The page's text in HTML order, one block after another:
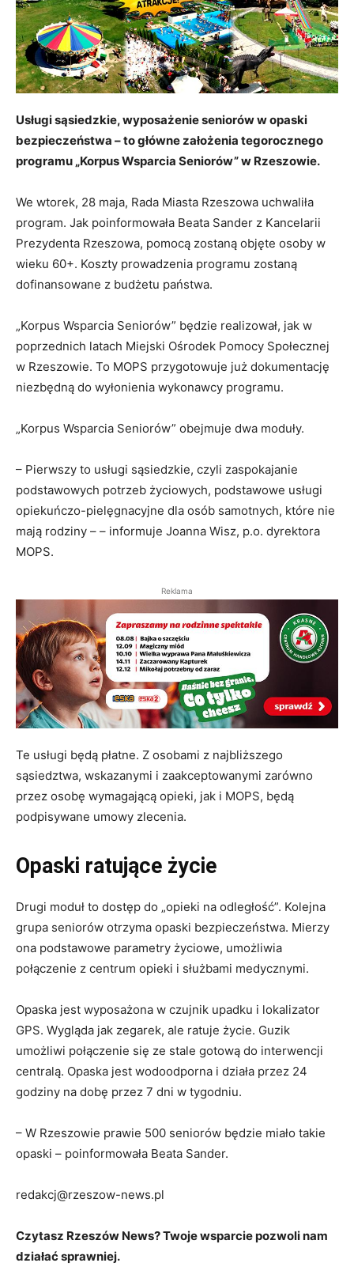
Usługi sąsiedzkie, wyposażenie seniorów w opaski
bezpieczeństwa – to główne założenia tegorocznego
programu „Korpus Wsparcia Seniorów” w Rzeszowie.
We wtorek, 28 maja, Rada Miasta Rzeszowa uchwaliła
program. Jak poinformowała Beata Sander z Kancelarii
Prezydenta Rzeszowa, pomocą zostaną objęte osoby w
wieku 60+. Koszty prowadzenia programu zostaną
dofinansowane z budżetu państwa.
„Korpus Wsparcia Seniorów” będzie realizował, jak w
poprzednich latach Miejski Ośrodek Pomocy Społecznej
w Rzeszowie. To MOPS przygotowuje już dokumentację
niezbędną do wyłonienia wykonawcy programu.
„Korpus Wsparcia Seniorów” obejmuje dwa moduły.
– Pierwszy to usługi sąsiedzkie, czyli zaspokajanie
podstawowych potrzeb życiowych, podstawowe usługi
opiekuńczo-pielęgnacyjne dla osób samotnych, które nie
mają rodziny – – informuje Joanna Wisz, p.o. dyrektora
MOPS.
Reklama
Te usługi będą płatne. Z osobami z najbliższego
sąsiedztwa, wskazanymi i zaakceptowanymi zarówno
przez osobę wymagającą opieki, jak i MOPS, będą
podpisywane umowy zlecenia.
Opaski ratujące życie
Drugi moduł to dostęp do „opieki na odległość”. Kolejna
grupa seniorów otrzyma opaski bezpieczeństwa. Mierzy
ona podstawowe parametry życiowe, umożliwia
połączenie z centrum opieki i służbami medycznymi.
Opaska jest wyposażona w czujnik upadku i lokalizator
GPS. Wygląda jak zegarek, ale ratuje życie. Guzik
umożliwi połączenie się ze stale gotową do interwencji
centralą. Opaska jest wodoodporna i działa przez 24
godziny na dobę przez 7 dni w tygodniu.
– W Rzeszowie prawie 500 seniorów będzie miało takie
opaski – poinformowała Beata Sander.
redakcj@rzeszow-news.pl
Czytasz Rzeszów News? Twoje wsparcie pozwoli nam
działać sprawniej.